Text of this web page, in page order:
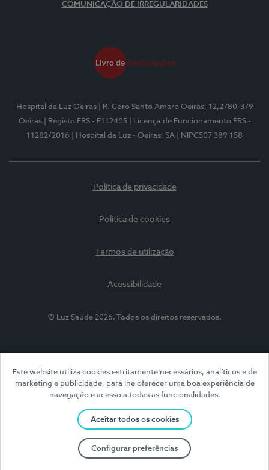
Este website utiliza cookies estritamente necessários, analíticos e de
marketing e publicidade, para lhe oferecer uma boa experiência de
navegação e acesso a todas as funcionalidades.
Aceitar todos os cookies
Configurar preferências
COMUNICAÇÃO DE IRREGULARIDADES
Hospital da Luz Oeiras
| R. Coro Santo Amaro Oeiras, 12,2780-379
Oeiras
| Registo ERS - E112405
| Licença de Funcionamento ERS -
11282/2016
| Hospital da Luz - Oeiras, SA | NIPC507 389 158
Política de privacidade
Política de cookies
Termos de utilização
Acessibilidade
© Luz Saúde 2026. Todos os direitos reservados.